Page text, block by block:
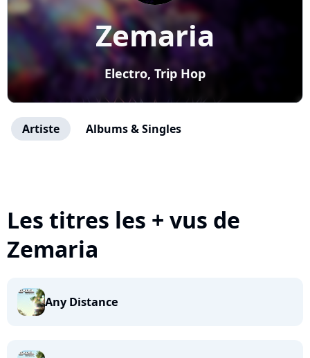
Zemaria
Electro, Trip Hop
Artiste Albums & Singles
Les titres les + vus de
Zemaria
Any Distance